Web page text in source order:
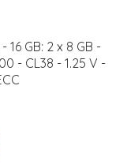
GB: 2 x 8 GB -
- CL38 - 1.25 V -